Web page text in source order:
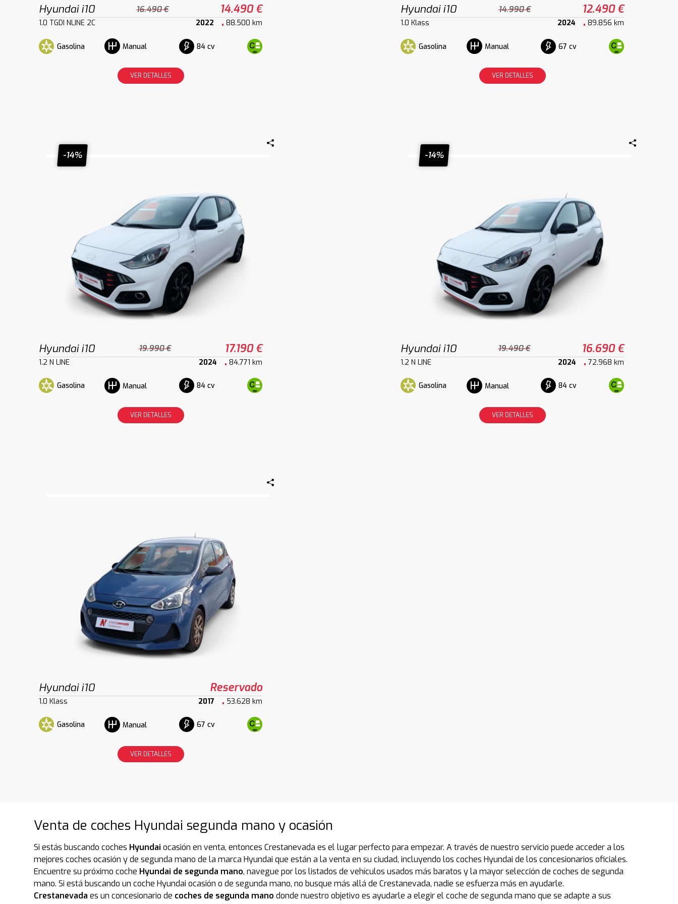
Hyundai i10 16.490 € 14.490 €
1.0 TGDI NLINE 2C 2022 88.500 km
Gasolina Manual 84 cv
VER DETALLES
Hyundai i10 14.990 € 12.490 €
1.0 Klass 2024 89.856 km
Gasolina Manual 67 cv
VER DETALLES
-14%
Hyundai i10 19.990 € 17.190 €
1.2 N LINE 2024 84.771 km
Gasolina Manual 84 cv
VER DETALLES
-14%
Hyundai i10 19.490 € 16.690 €
1.2 N LINE 2024 72.968 km
Gasolina Manual 84 cv
VER DETALLES
Hyundai i10 Reservado
1.0 Klass 2017 53.628 km
Gasolina Manual 67 cv
VER DETALLES
Venta de coches Hyundai segunda mano y ocasión
Si estás buscando coches Hyundai ocasión en venta, entonces Crestanevada es el lugar perfecto para empezar. A través de nuestro servicio puede acceder a los
mejores coches ocasión y de segunda mano de la marca Hyundai que están a la venta en su ciudad, incluyendo los coches Hyundai de los concesionarios oficiales.
Encuentre su próximo coche Hyundai de segunda mano, navegue por los listados de vehículos usados más baratos y la mayor selección de coches de segunda
mano. Si está buscando un coche Hyundai ocasión o de segunda mano, no busque más allá de Crestanevada, nadie se esfuerza más en ayudarle.
Crestanevada es un concesionario de coches de segunda mano donde nuestro objetivo es ayudarle a elegir el coche de segunda mano que se adapte a sus